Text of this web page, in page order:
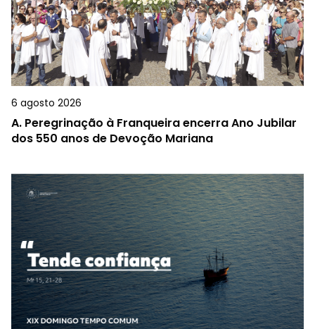
6 agosto 2026
A. Peregrinação à Franqueira encerra Ano Jubilar
dos 550 anos de Devoção Mariana